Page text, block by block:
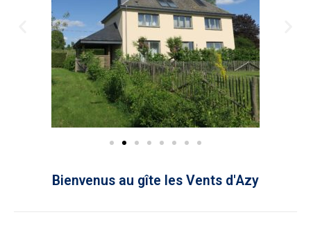
Bienvenus au gîte les Vents d'Azy